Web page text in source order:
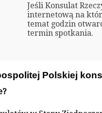
Jeśli Konsulat
internetową na
temat godzin
termin spotkania.
Polskiej